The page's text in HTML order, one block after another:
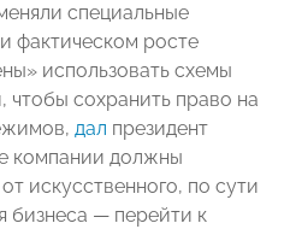
специальные
фактическом росте
использовать схемы
чтобы сохранить право на
дал президент
компании должны
искусственного, по сути
бизнеса — перейти к